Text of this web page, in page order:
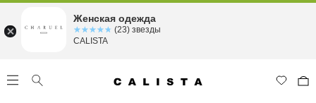
Женская одежда
☆☆☆☆☆
★★★★★ (23) звезды
CALISTA